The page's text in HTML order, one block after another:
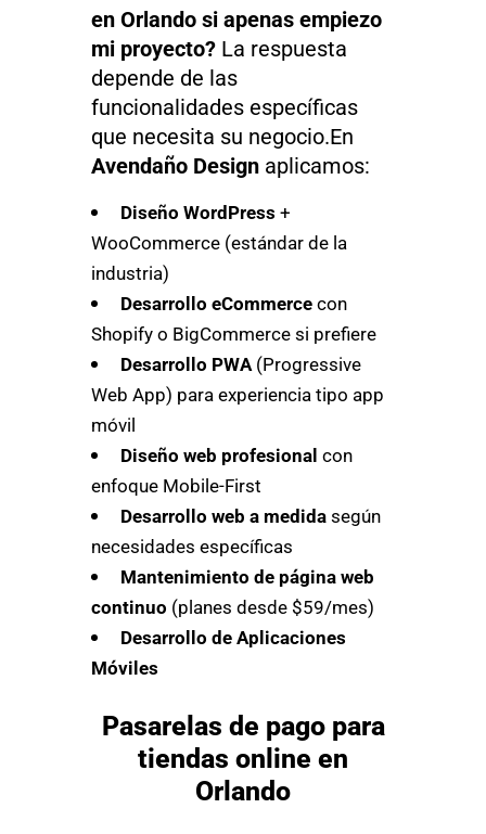
en Orlando si apenas empiezo
mi proyecto? La respuesta
depende de las
funcionalidades específicas
que necesita su negocio.En
Avendaño Design aplicamos:
Diseño WordPress +
WooCommerce (estándar de la
industria)
Desarrollo eCommerce con
Shopify o BigCommerce si prefiere
Desarrollo PWA (Progressive
Web App) para experiencia tipo app
móvil
Diseño web profesional con
enfoque Mobile-First
Desarrollo web a medida según
necesidades específicas
Mantenimiento de página web
continuo (planes desde $59/mes)
Desarrollo de Aplicaciones
Móviles
Pasarelas de pago para
tiendas online en
Orlando